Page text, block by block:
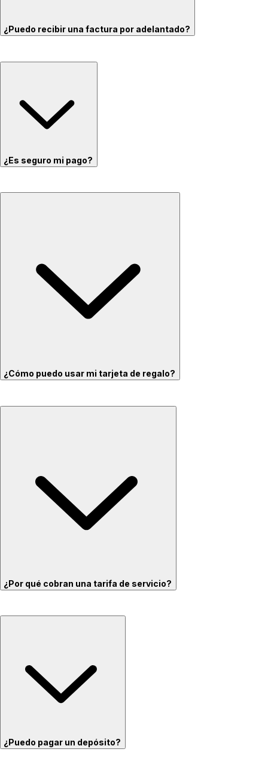
¿Puedo recibir una factura por adelantado?
¿Es seguro mi pago?
¿Cómo puedo usar mi tarjeta de regalo?
¿Por qué cobran una tarifa de servicio?
¿Puedo pagar un depósito?